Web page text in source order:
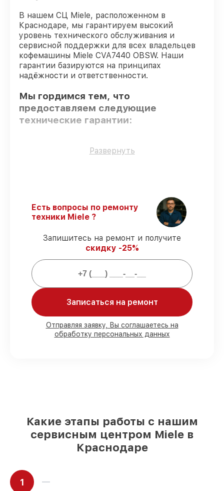
В нашем СЦ Miele, расположенном в
Краснодаре, мы гарантируем высокий
уровень технического обслуживания и
сервисной поддержки для всех владельцев
кофемашины Miele CVA7440 OBSW. Наши
гарантии базируются на принципах
надёжности и ответственности.
Мы гордимся тем, что
предоставляем следующие
технические гарантии:
Оригинальные детали– гарантируем
подтверждает их уровень мастерства.
Выполнение работ вовремя
–
гарантируем завершение работ без
задержек.
Сервис с гарантией– обслуживаем
кофемашин всегда со строгим
соблюдением гарантийных обязательств.
Мы гарантируем:
80%работ с возможностью наблюдения
90%комплектующих для кофемашин на
Развернуть
Есть вопросы по ремонту
техники Miele ?
Запишитесь на ремонт и получите
скидку -25%
Записаться на ремонт
Отправляя заявку, Вы соглашаетесь на
обработку персональных данных
Какие этапы работы с нашим
сервисным центром Miele в
Краснодаре
1